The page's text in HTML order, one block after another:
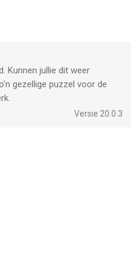
Kunnen jullie dit weer
gezellige puzzel voor de
Versie 20.0.3